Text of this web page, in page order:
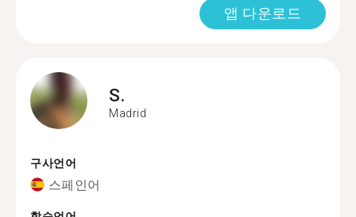
앱 다운로드
S.
Madrid
구사언어
스페인어